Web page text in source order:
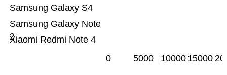
Xiaomi Redmi Note 4
Samsung Galaxy Note
2
Samsung Galaxy S4
0 5000 10000 15000